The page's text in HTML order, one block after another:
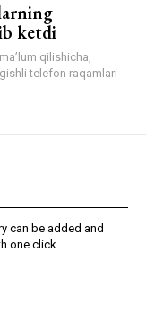
ketdi
qilishicha,
telefon raqamlari
can be added and
one click.